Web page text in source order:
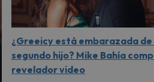
¿Greeicy está embarazada de
segundo hijo? Mike Bahía
revelador video